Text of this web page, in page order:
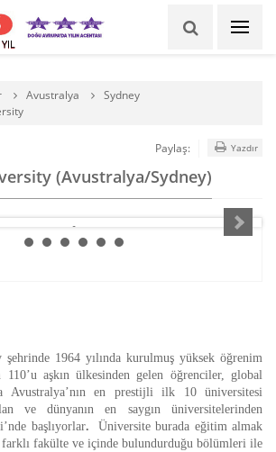
Avustralya
Sydney
(Avustralya/Sydney)
Paylaş: Yazdır
şehrinde 1964 yılında kurulmuş yüksek öğrenim
110’u aşkın ülkesinden gelen öğrenciler, global
Avustralya’nın en prestijli ilk 10 üniversitesi
ve dünyanın en saygın üniversitelerinden
başlıyorlar.
Üniversite burada eğitim almak
fakülte ve içinde bulundurduğu bölümleri ile